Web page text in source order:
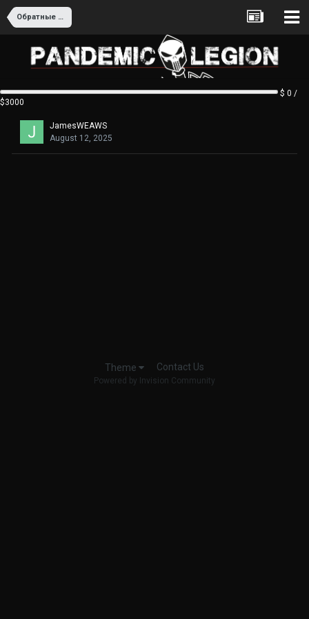
Обратные ссылки с помощью GSA Search Engine Ranker
$ 0 /
$3000
JamesWEAWS
August 12, 2025
Theme Contact Us
Powered by Invision Community